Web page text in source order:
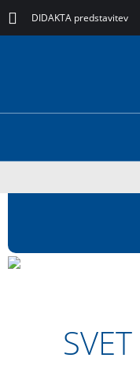
DIDAKTA predstavitev